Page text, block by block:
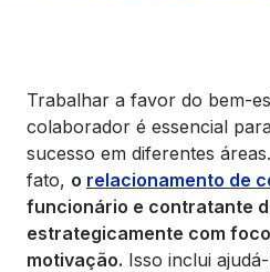
Trabalhar a favor do bem-
colaborador é essencial
sucesso em diferentes
fato, o relacionamento de
funcionário e contratante
estrategicamente com
motivação. Isso inclui